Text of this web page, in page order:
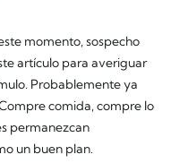
momento, sospecho
artículo para averiguar
Probablemente ya
comida, compre lo
permanezcan
un buen plan.